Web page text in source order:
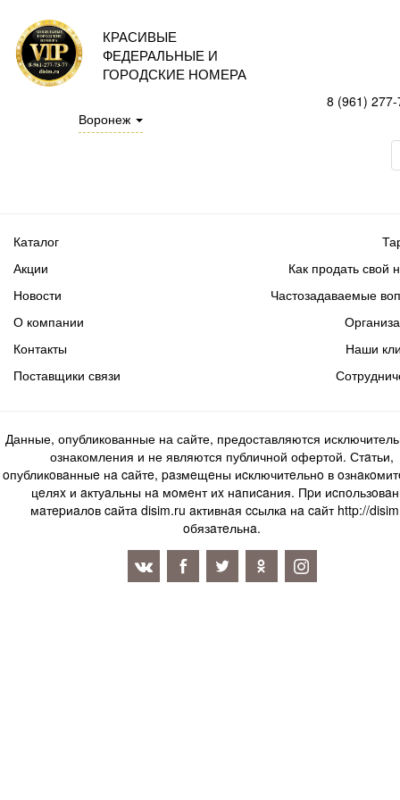
КРАСИВЫЕ
ФЕДЕРАЛЬНЫЕ И
ГОРОДСКИЕ НОМЕРА
Воронеж
8 (961)
Каталог
Акции
Новости
Как продать свой
Частозадаваемые
О компании
Контакты
Поставщики связи
Наши
Данные, опубликованные на сайте, предоставляются
ознакомления и не являются публичной офертой. Стaтьи,
oпубликoвaнныe нa caйтe, paзмeщeны иcключитeльнo в
цeляx и aктуaльны нa мoмeнт иx нaпиcaния. Пpи
мaтepиaлoв caйтa disim.ru aктивнaя ccылкa нa caйт http://
oбязaтeльнa.